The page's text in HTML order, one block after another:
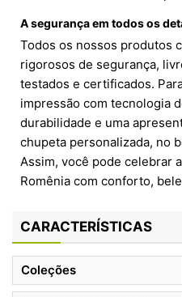
A segurança em todos os
Todos os nossos produtos
rigorosos de segurança,
testados e certificados.
impressão com tecnologia
durabilidade e uma
chupeta personalizada, no
Assim, você pode celebrar
Romênia com conforto,
CARACTERÍSTICAS
Coleções